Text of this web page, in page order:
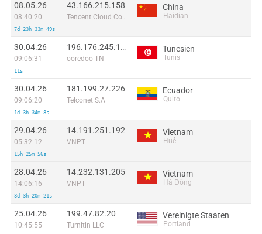
08.05.26
08:40:20
7d 23h 33m 49s
43.166.215.158
Tencent Cloud Computing (Beijing) Co
China
Haidian
30.04.26
09:06:31
11s
196.176.245.175
ooredoo TN
Tunesien
Tunis
30.04.26
09:06:20
1d 3h 34m 8s
181.199.27.226
Telconet S.A
Ecuador
Quito
29.04.26
05:32:12
15h 25m 56s
14.191.251.192
VNPT
Vietnam
Huế
28.04.26
14:06:16
3d 3h 20m 21s
14.232.131.205
VNPT
Vietnam
Hà Đông
25.04.26
10:45:55
199.47.82.20
Turnitin LLC
Vereinigte Staaten
Portland